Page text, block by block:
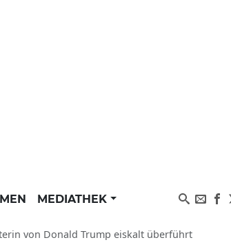
MEDIATHEK
von Donald Trump eiskalt überführt